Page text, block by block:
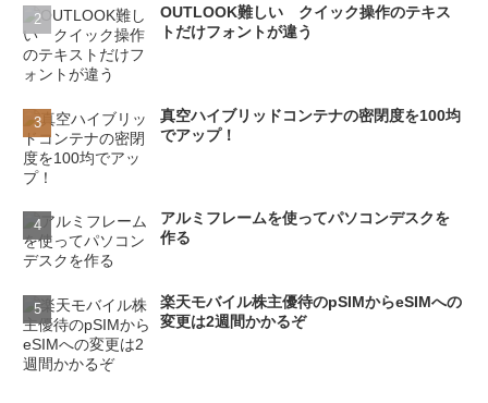
OUTLOOK難しい クイック操作のテキス
トだけフォントが違う
真空ハイブリッドコンテナの密閉度を100均
でアップ！
アルミフレームを使ってパソコンデスクを
作る
楽天モバイル株主優待のpSIMからeSIMへの
変更は2週間かかるぞ